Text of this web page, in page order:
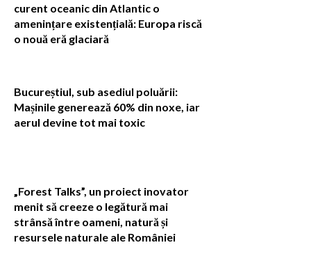
curent oceanic din Atlantic o
amenințare existențială: Europa riscă
o nouă eră glaciară
Bucureștiul, sub asediul poluării:
Mașinile generează 60% din noxe, iar
aerul devine tot mai toxic
„Forest Talks”, un proiect inovator
menit să creeze o legătură mai
strânsă între oameni, natură și
resursele naturale ale României